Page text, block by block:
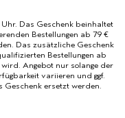
Das Geschenk beinhaltet
Bestellungen ab 79 €
Das zusätzliche Geschenk
Bestellungen ab
Angebot nur solange der
variieren und ggf.
Geschenk ersetzt werden.